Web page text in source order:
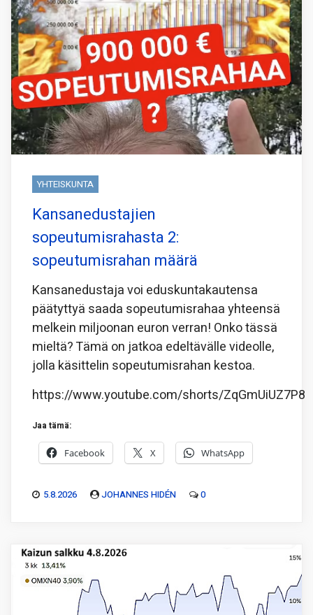
YHTEISKUNTA
Kansanedustajien
sopeutumisrahasta 2:
sopeutumisrahan määrä
Kansanedustaja voi eduskuntakautensa
päätyttyä saada sopeutumisrahaa yhteensä
melkein miljoonan euron verran! Onko tässä
mieltä? Tämä on jatkoa edeltävälle videolle,
jolla käsittelin sopeutumisrahan kestoa.
https://www.youtube.com/shorts/ZqGmUiUZ7P8
Jaa tämä:
Facebook X WhatsApp
5.8.2026 JOHANNES HIDÉN 0